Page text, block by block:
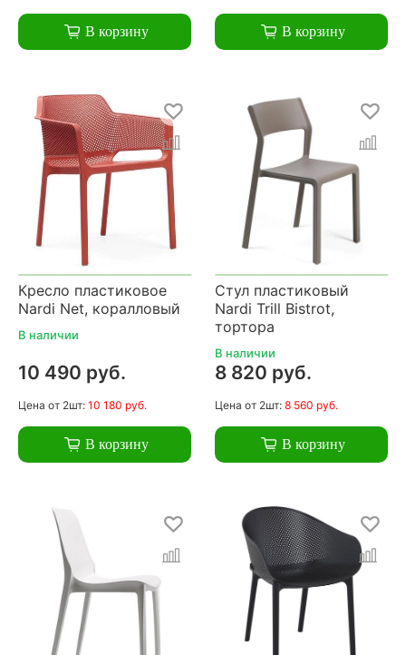
В корзину В корзину
Кресло пластиковое
Nardi Net, коралловый
В наличии
10 490 руб.
Цена от 2шт: 10 180 руб.
В корзину
Стул пластиковый
Nardi Trill Bistrot,
тортора
В наличии
8 820 руб.
Цена от 2шт: 8 560 руб.
В корзину